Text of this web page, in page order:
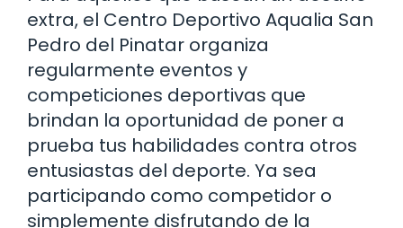
extra, el Centro Deportivo Aqualia San
Pedro del Pinatar organiza
regularmente eventos y
competiciones deportivas que
brindan la oportunidad de poner a
prueba tus habilidades contra otros
entusiastas del deporte. Ya sea
participando como competidor o
simplemente disfrutando de la